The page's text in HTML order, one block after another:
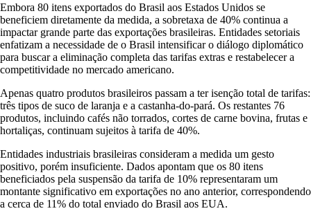
Embora 80 itens exportados do Brasil aos Estados Unidos se
beneficiem diretamente da medida, a sobretaxa de 40% continua a
impactar grande parte das exportações brasileiras. Entidades setoriais
enfatizam a necessidade de o Brasil intensificar o diálogo diplomático
para buscar a eliminação completa das tarifas extras e restabelecer a
competitividade no mercado americano.
Apenas quatro produtos brasileiros passam a ter isenção total de tarifas:
três tipos de suco de laranja e a castanha-do-pará. Os restantes 76
produtos, incluindo cafés não torrados, cortes de carne bovina, frutas e
hortaliças, continuam sujeitos à tarifa de 40%.
Entidades industriais brasileiras consideram a medida um gesto
positivo, porém insuficiente. Dados apontam que os 80 itens
beneficiados pela suspensão da tarifa de 10% representaram um
montante significativo em exportações no ano anterior, correspondendo
a cerca de 11% do total enviado do Brasil aos EUA.